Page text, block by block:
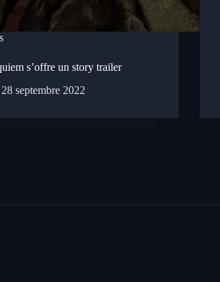
s’offre un story trailer
28 septembre 2022